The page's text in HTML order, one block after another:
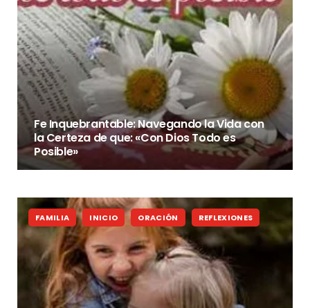
Fe Inquebrantable: Navegando la Vida con
la Certeza de que: «Con Dios Todo es
Posible»
FAMILIA INICIO ORACIÓN REFLEXIONES